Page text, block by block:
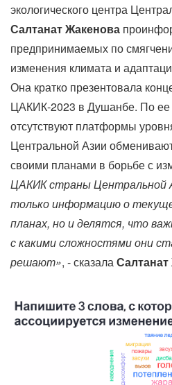
экологического центра
Салтанат Жакенова
предпринимаемых по
изменения климата и
Она кратко презентовала
ЦАКИК-2023 в Душанбе. По ее
отсутствуют платформы
Центральной Азии
своими планами в борьбе с
ЦАКИК страны Центральной
только информацию о
планах, но и делятся, что
с какими сложностями они
решают», - сказала